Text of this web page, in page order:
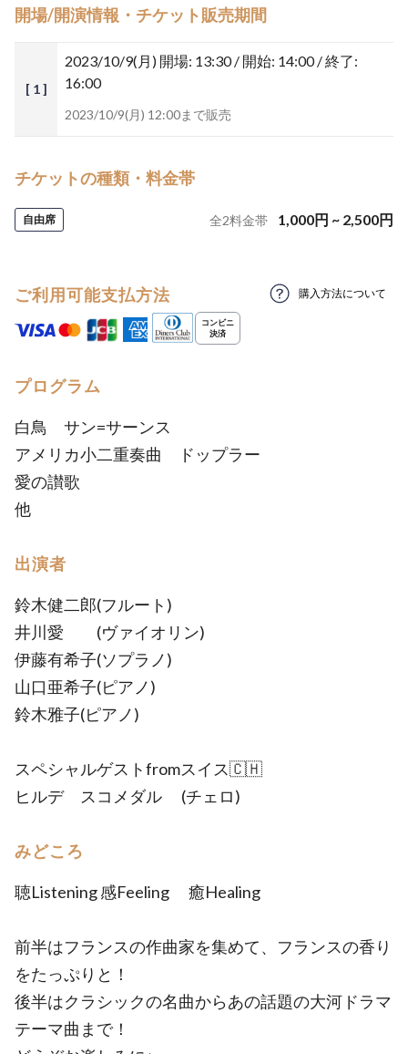
開場/開演情報・チケット販売期間
[ 1 ]
2023/10/9(月) 開場: 13:30 / 開始: 14:00 / 終了:
16:00
2023/10/9(月) 12:00まで販売
チケットの種類・料金帯
自由席 全2料金帯 1,000円 ~ 2,500円
ご利用可能支払方法 購入方法について
プログラム
白鳥 サン=サーンス
アメリカ小二重奏曲 ドップラー
愛の讃歌
他
出演者
鈴木健二郎(フルート)
井川愛 (ヴァイオリン)
伊藤有希子(ソプラノ)
山口亜希子(ピアノ)
鈴木雅子(ピアノ)
スペシャルゲストfromスイス🇨🇭
ヒルデ スコメダル (チェロ)
みどころ
聴Listening 感Feeling 癒Healing
前半はフランスの作曲家を集めて、フランスの香り
をたっぷりと！
後半はクラシックの名曲からあの話題の大河ドラマ
テーマ曲まで！